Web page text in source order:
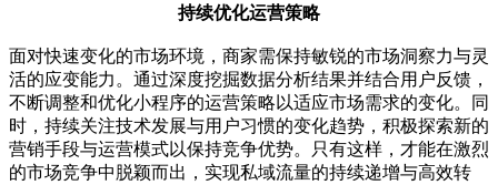
持续优化运营策略
面对快速变化的市场环境，商家需保持敏锐的市场洞察力与灵
活的应变能力。通过深度挖掘数据分析结果并结合用户反馈，
不断调整和优化小程序的运营策略以适应市场需求的变化。同
时，持续关注技术发展与用户习惯的变化趋势，积极探索新的
营销手段与运营模式以保持竞争优势。只有这样，才能在激烈
的市场竞争中脱颖而出，实现私域流量的持续递增与高效转